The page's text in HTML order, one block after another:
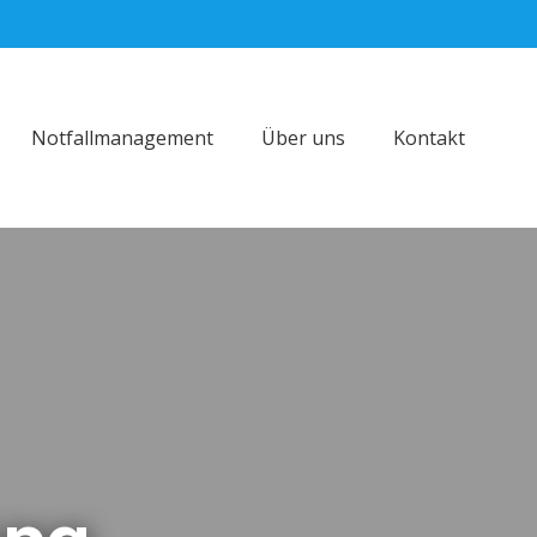
Notfallmanagement Über uns Kontakt